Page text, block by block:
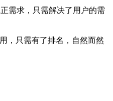
需求，只需解决了用户的需
，只需有了排名，自然而然